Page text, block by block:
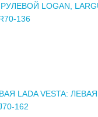
LOGAN,
136
LADA VESTA:
162